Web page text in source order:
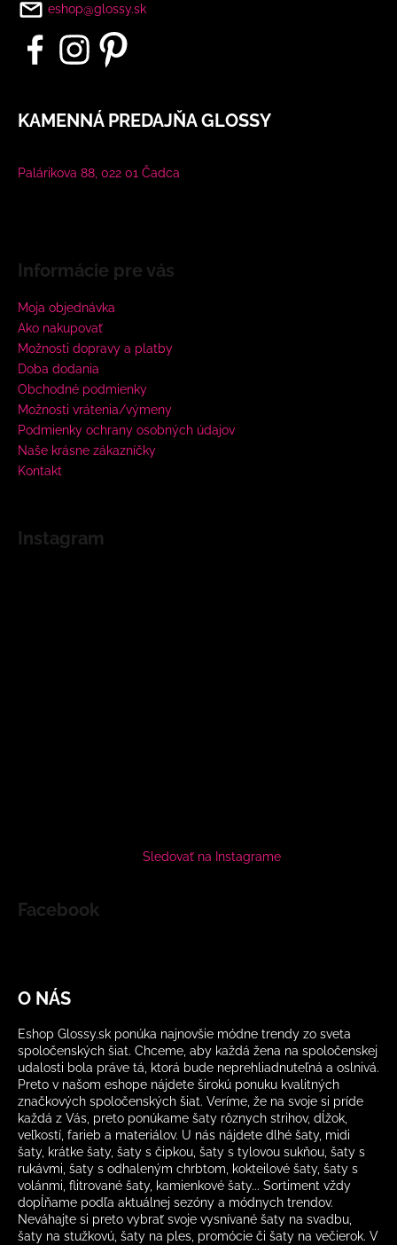
eshop@glossy.sk
KAMENNÁ PREDAJŇA GLOSSY
Palárikova 88, 022 01 Čadca
Informácie pre vás
Moja objednávka
Ako nakupovať
Možnosti dopravy a platby
Doba dodania
Obchodné podmienky
Možnosti vrátenia/výmeny
Podmienky ochrany osobných údajov
Naše krásne zákazníčky
Kontakt
Instagram
Sledovať na Instagrame
Facebook
O NÁS
Eshop Glossy.sk ponúka najnovšie módne trendy zo sveta
spoločenských šiat. Chceme, aby každá žena na spoločenskej
udalosti bola práve tá, ktorá bude neprehliadnuteľná a oslnivá.
Preto v našom eshope nájdete širokú ponuku kvalitných
značkových spoločenských šiat. Veríme, že na svoje si príde
každá z Vás, preto ponúkame šaty rôznych strihov, dĺžok,
veľkostí, farieb a materiálov. U nás nájdete dlhé šaty, midi
šaty, krátke šaty, šaty s čipkou, šaty s tylovou sukňou, šaty s
rukávmi, šaty s odhaleným chrbtom, kokteilové šaty, šaty s
volánmi, flitrované šaty, kamienkové šaty... Sortiment vždy
dopĺňame podľa aktuálnej sezóny a módnych trendov.
Neváhajte si preto vybrať svoje vysnívané šaty na svadbu,
šaty na stužkovú, šaty na ples, promócie či šaty na večierok. V